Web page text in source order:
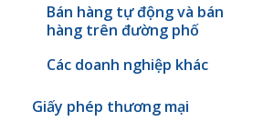
Bán hàng tự động và bán
hàng trên đường phố
Các doanh nghiệp khác
Giấy phép thương mại